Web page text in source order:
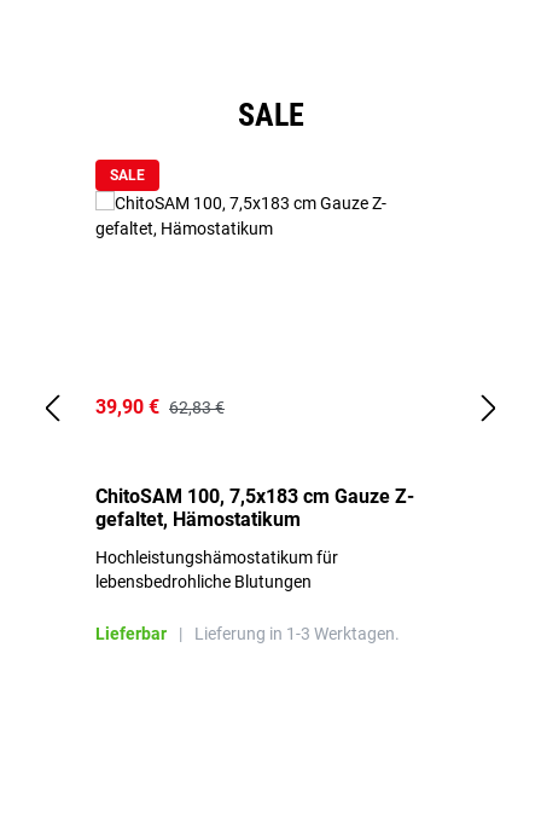
SALE
SALE
39,90 € 62,83 €
ChitoSAM 100, 7,5x183 cm Gauze Z-
gefaltet, Hämostatikum
Hochleistungshämostatikum für
lebensbedrohliche Blutungen
Lieferbar | Lieferung in 1-3 Werktagen.